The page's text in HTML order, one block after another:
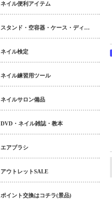
ネイル便利アイテム
スタンド・空容器・ケース・ディスペンサー類
ネイル検定
ネイル練習用ツール
ネイルサロン備品
DVD・ネイル雑誌・教本
エアブラシ
アウトレットSALE
ポイント交換はコチラ(景品)